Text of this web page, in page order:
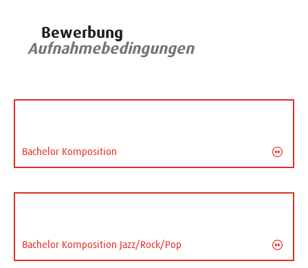
Bewerbung
Aufnahmebedingungen
Bachelor Komposition
Bachelor Komposition Jazz/Rock/Pop